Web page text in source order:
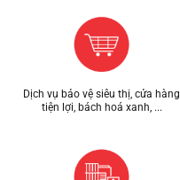
Dịch vụ bảo vệ siêu thị, cửa hàng
tiện lợi, bách hoá xanh, ...